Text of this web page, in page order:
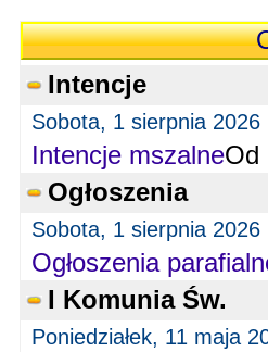
Intencje
Sobota, 1 sierpnia 2026
Intencje mszalneOd
Ogłoszenia
Sobota, 1 sierpnia 2026
Ogłoszenia
I Komunia Św.
Poniedziałek, 11 maja